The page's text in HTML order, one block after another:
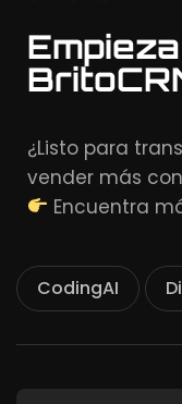
¿Listo para
vender más
Encuentra
CodingAI